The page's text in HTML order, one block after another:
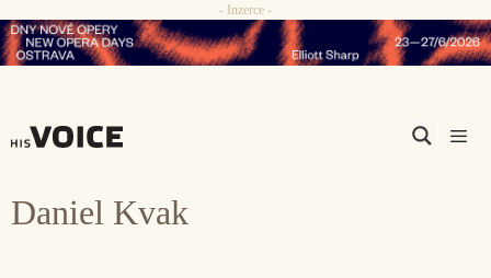
Přeskočit
na
- Inzerce -
Daniel Kvak